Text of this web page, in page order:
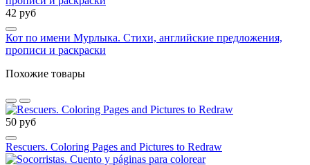
42 руб
Кот по имени Мурлыка. Стихи, английские предложения,
прописи и раскраски
Похожие товары
50 руб
Rescuers. Coloring Pages and Pictures to Redraw